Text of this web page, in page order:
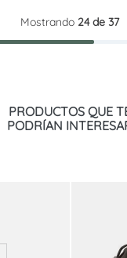
Mostrando 24 de 37
PRODUCTOS QUE
PODRÍAN